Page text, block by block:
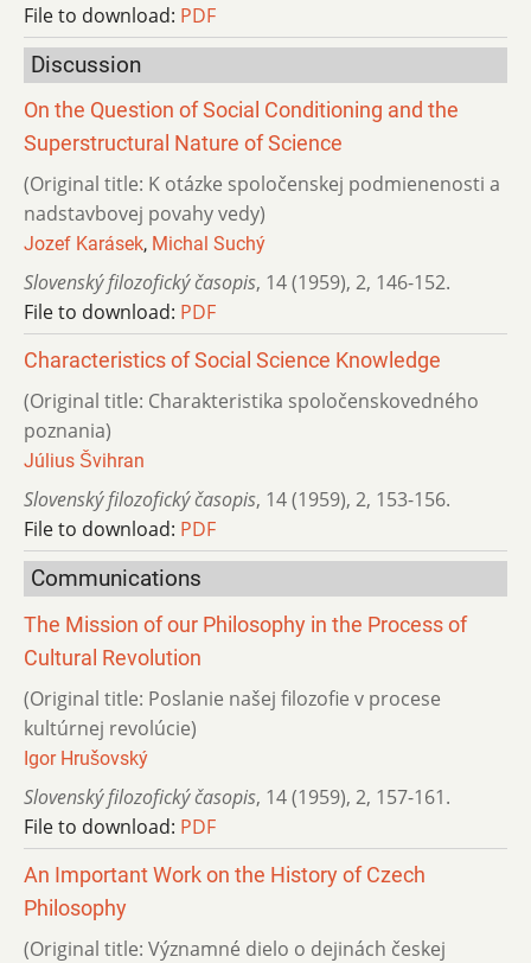
File to download: PDF
Discussion
On the Question of Social Conditioning and the
Superstructural Nature of Science
(Original title: K otázke spoločenskej podmienenosti a
nadstavbovej povahy vedy)
Jozef Karásek, Michal Suchý
Slovenský filozofický časopis, 14 (1959), 2, 146-152.
File to download: PDF
Characteristics of Social Science Knowledge
(Original title: Charakteristika spoločenskovedného
poznania)
Július Švihran
Slovenský filozofický časopis, 14 (1959), 2, 153-156.
File to download: PDF
Communications
The Mission of our Philosophy in the Process of
Cultural Revolution
(Original title: Poslanie našej filozofie v procese
kultúrnej revolúcie)
Igor Hrušovský
Slovenský filozofický časopis, 14 (1959), 2, 157-161.
File to download: PDF
An Important Work on the History of Czech
Philosophy
(Original title: Významné dielo o dejinách českej